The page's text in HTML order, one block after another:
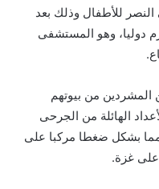
للأطفال وذلك بعد
دوليا، وهو المستشفى
المشردين من بيوتهم
الهائلة من الجرحى
بشكل ضغطا مركبا على
على غزة.